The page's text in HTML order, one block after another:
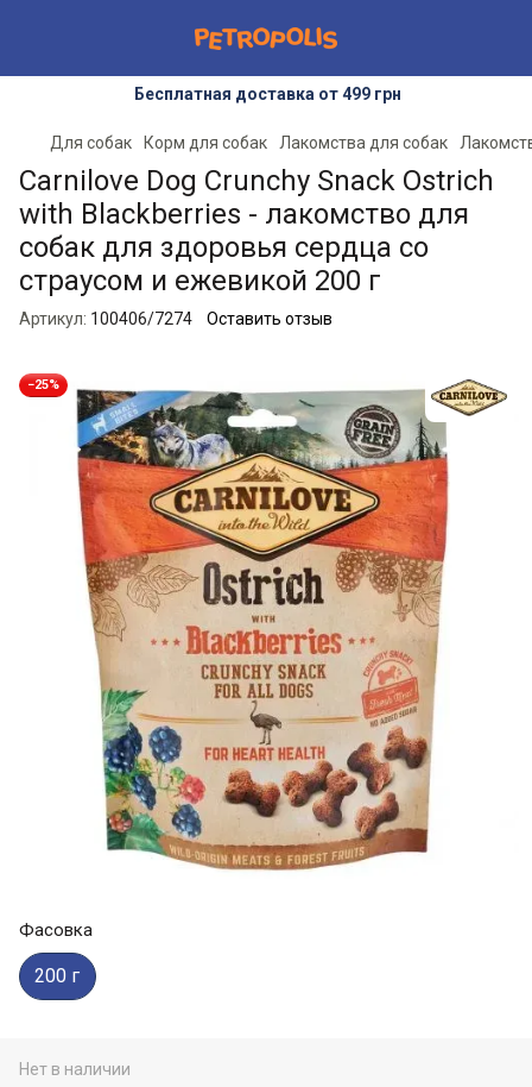
Бесплатная доставка от 499 грн
Для собак Корм для собак Лакомства для собак
Carnilove Dog Crunchy Snack Ostrich
with Blackberries - лакомство для
собак для здоровья сердца со
страусом и ежевикой 200 г
Артикул: 100406/7274 Оставить отзыв
−25%
Фасовка
200 г
Нет в наличии